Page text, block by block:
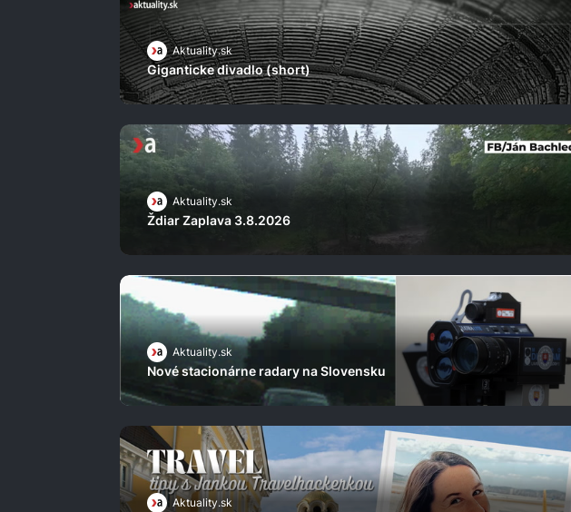
Aktuality.sk
Giganticke divadlo (short)
Aktuality.sk
Ždiar Zaplava 3.8.2026
Aktuality.sk
Nové stacionárne radary na Slovensku
Aktuality.sk